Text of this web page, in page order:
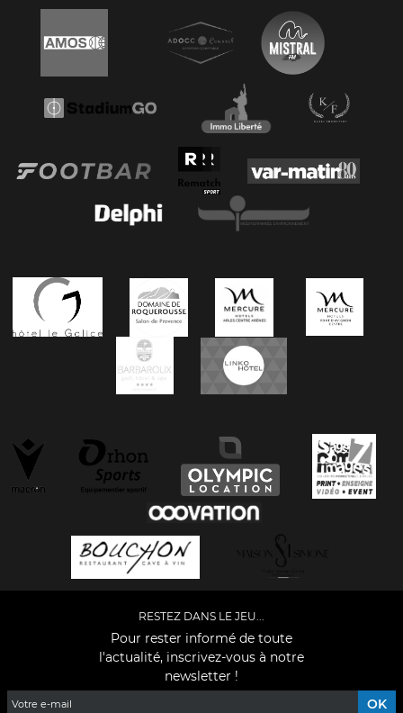
RESTEZ DANS LE JEU...
Pour rester informé de toute
l'actualité, inscrivez-vous à notre
newsletter !